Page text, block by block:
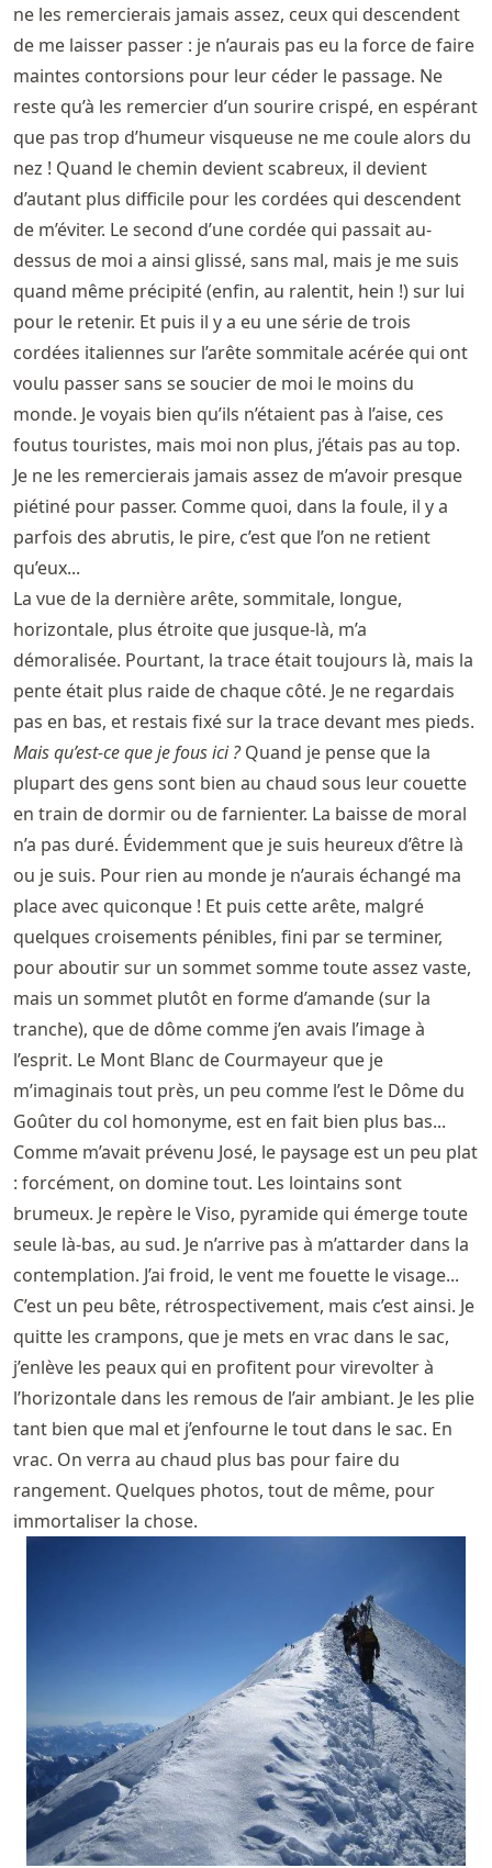
ne les remercierais jamais assez, ceux qui descendent
de me laisser passer : je n’aurais pas eu la force de faire
maintes contorsions pour leur céder le passage. Ne
reste qu’à les remercier d’un sourire crispé, en espérant
que pas trop d’humeur visqueuse ne me coule alors du
nez ! Quand le chemin devient scabreux, il devient
d’autant plus difficile pour les cordées qui descendent
de m’éviter. Le second d’une cordée qui passait au-
dessus de moi a ainsi glissé, sans mal, mais je me suis
quand même précipité (enfin, au ralentit, hein !) sur lui
pour le retenir. Et puis il y a eu une série de trois
cordées italiennes sur l’arête sommitale acérée qui ont
voulu passer sans se soucier de moi le moins du
monde. Je voyais bien qu’ils n’étaient pas à l’aise, ces
foutus touristes, mais moi non plus, j’étais pas au top.
Je ne les remercierais jamais assez de m’avoir presque
piétiné pour passer. Comme quoi, dans la foule, il y a
parfois des abrutis, le pire, c’est que l’on ne retient
qu’eux...
La vue de la dernière arête, sommitale, longue,
horizontale, plus étroite que jusque-là, m’a
démoralisée. Pourtant, la trace était toujours là, mais la
pente était plus raide de chaque côté. Je ne regardais
pas en bas, et restais fixé sur la trace devant mes pieds.
Mais qu’est-ce que je fous ici ?Quand je pense que la
plupart des gens sont bien au chaud sous leur couette
en train de dormir ou de farnienter. La baisse de moral
n’a pas duré. Évidemment que je suis heureux d’être là
ou je suis. Pour rien au monde je n’aurais échangé ma
place avec quiconque ! Et puis cette arête, malgré
quelques croisements pénibles, fini par se terminer,
pour aboutir sur un sommet somme toute assez vaste,
mais un sommet plutôt en forme d’amande (sur la
tranche), que de dôme comme j’en avais l’image à
l’esprit. Le Mont Blanc de Courmayeur que je
m’imaginais tout près, un peu comme l’est le Dôme du
Goûter du col homonyme, est en fait bien plus bas...
Comme m’avait prévenu José, le paysage est un peu plat
: forcément, on domine tout. Les lointains sont
brumeux. Je repère le Viso, pyramide qui émerge toute
seule là-bas, au sud. Je n’arrive pas à m’attarder dans la
contemplation. J’ai froid, le vent me fouette le visage...
C’est un peu bête, rétrospectivement, mais c’est ainsi. Je
quitte les crampons, que je mets en vrac dans le sac,
j’enlève les peaux qui en profitent pour virevolter à
l’horizontale dans les remous de l’air ambiant. Je les plie
tant bien que mal et j’enfourne le tout dans le sac. En
vrac. On verra au chaud plus bas pour faire du
rangement. Quelques photos, tout de même, pour
immortaliser la chose.